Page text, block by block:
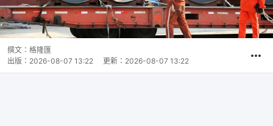
撰文： 格隆匯
出版： 2026-08-07 13:22 更新： 2026-08-07 13:22